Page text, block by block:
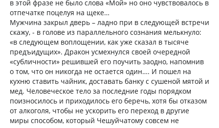
в этой фразе не было слова «Мой» но оно чувствовалось в
отпечатке поцелуя на щеке…
Мужчина закрыл дверь – ладно при в следующей встречи
скажу, - в голове из параллельного сознания мелькнуло:
«в следующем воплощении, как уже сказал в тысяче
предъидущих». Дракон усмехнулся своей очередной
«субличности» решившей его поучить заодно, напомнив
о том, что он никогда не остается один…. И пошел на
кухню ставить чайник, доставать банку с сушеной мятой и
мед. Человеческое тело за последние годы порядком
поизносилось и приходилось его беречь, хотя бы отказом
от алкоголя, чтобы не ускорить его переход в другие
миры способом, который Чешуйчатому совсем не